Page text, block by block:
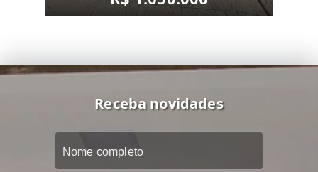
Receba novidades